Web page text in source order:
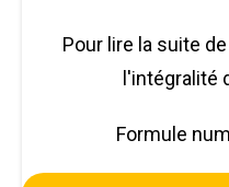
Pour lire la suite
l'intégralité
Formule